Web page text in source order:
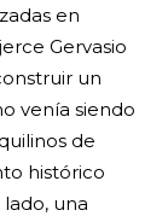
en
Gervasio
un
venía siendo
de
histórico
una